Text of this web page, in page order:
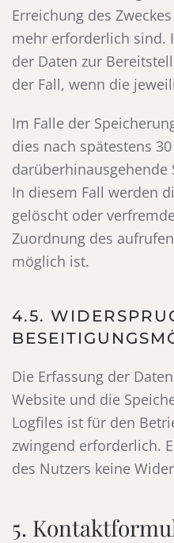
Erreichung des
mehr erforderlich sind.
der Daten zur
der Fall, wenn die
Im Falle der
dies nach spätestens
In diesem Fall werden
gelöscht oder
Zuordnung des
möglich ist.
4.5.
Die Erfassung der
Website und die
Logfiles ist für den
zwingend erforderlich.
des Nutzers keine
5.